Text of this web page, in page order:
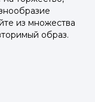
из множества
образ.